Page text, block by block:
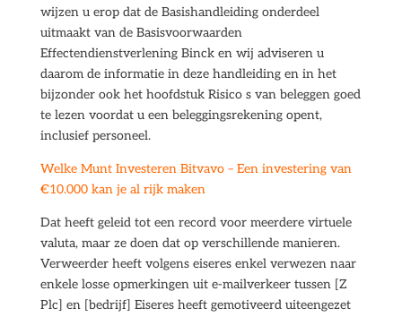
wijzen u erop dat de Basishandleiding onderdeel
uitmaakt van de Basisvoorwaarden
Effectendienstverlening Binck en wij adviseren u
daarom de informatie in deze handleiding en in het
bijzonder ook het hoofdstuk Risico s van beleggen goed
te lezen voordat u een beleggingsrekening opent,
inclusief personeel.
Welke Munt Investeren Bitvavo – Een investering van
€10.000 kan je al rijk maken
Dat heeft geleid tot een record voor meerdere virtuele
valuta, maar ze doen dat op verschillende manieren.
Verweerder heeft volgens eiseres enkel verwezen naar
enkele losse opmerkingen uit e-mailverkeer tussen [Z
Plc] en [bedrijf] Eiseres heeft gemotiveerd uiteengezet